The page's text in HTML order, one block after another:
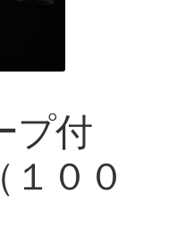
プ付
１００